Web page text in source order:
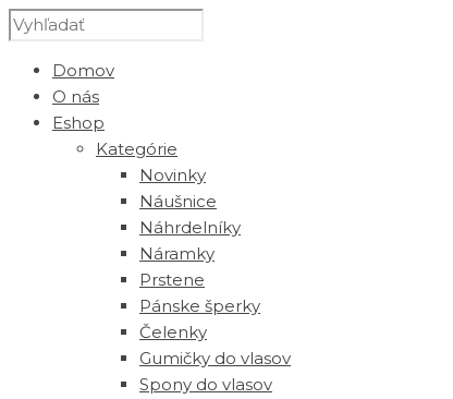
Domov
O nás
Eshop
Kategórie
Novinky
Náušnice
Náhrdelníky
Náramky
Prstene
Pánske šperky
Čelenky
Gumičky do vlasov
Spony do vlasov